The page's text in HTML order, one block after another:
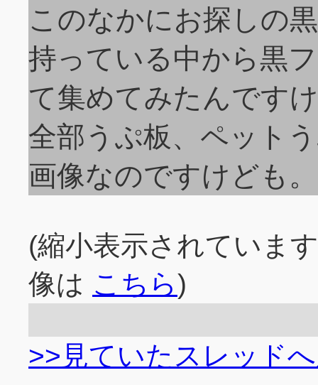
このなかにお探しの
持っている中から黒
て集めてみたんです
全部うぷ板、ペット
画像なのですけども。
(縮小表示されていま
像は こちら)
>>見ていたスレッド